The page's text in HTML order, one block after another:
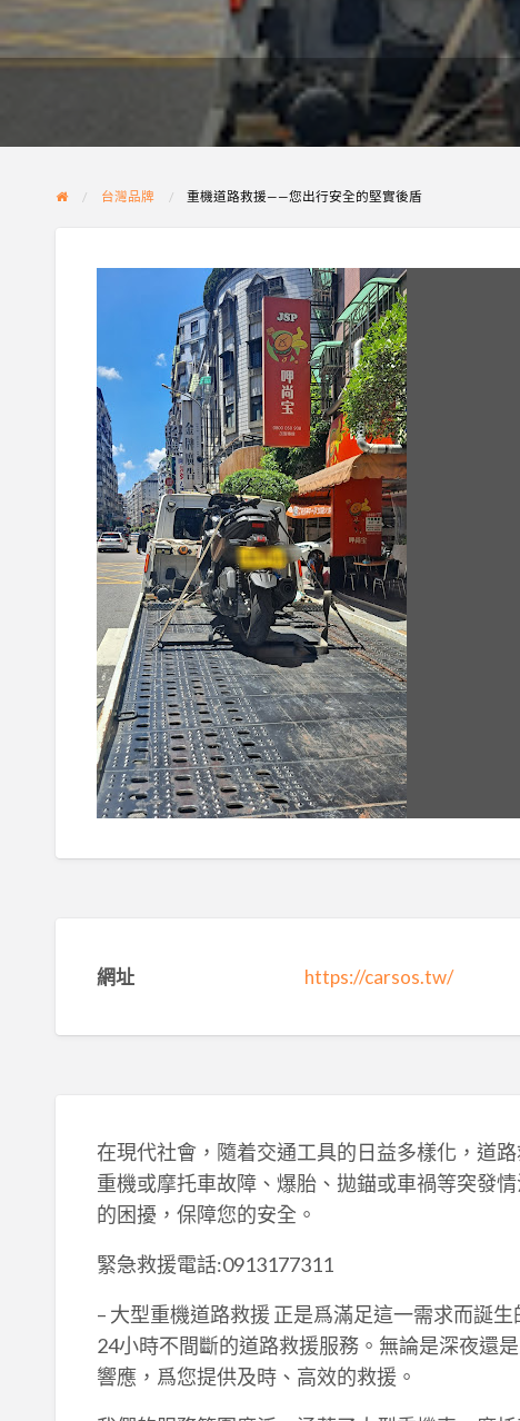
台灣品牌 重機道路救援——您出行安全的堅實後盾
網址 https://carsos.tw/
在現代社會，隨着交通工具的日益多樣化，道
重機或摩托車故障、爆胎、拋錨或車禍等突發
的困擾，保障您的安全。
緊急救援電話:0913177311
– 大型重機道路救援 正是爲滿足這一需求而誕
24小時不間斷的道路救援服務。無論是深夜還
響應，爲您提供及時、高效的救援。